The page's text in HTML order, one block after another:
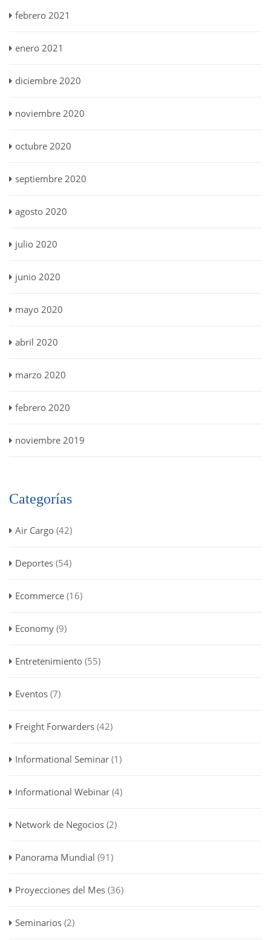
febrero 2021
enero 2021
diciembre 2020
noviembre 2020
octubre 2020
septiembre 2020
agosto 2020
julio 2020
junio 2020
mayo 2020
abril 2020
marzo 2020
febrero 2020
noviembre 2019
Categorías
Air Cargo (42)
Deportes (54)
Ecommerce (16)
Economy (9)
Entretenimiento (55)
Eventos (7)
Freight Forwarders (42)
Informational Seminar (1)
Informational Webinar (4)
Network de Negocios (2)
Panorama Mundial (91)
Proyecciones del Mes (36)
Seminarios (2)